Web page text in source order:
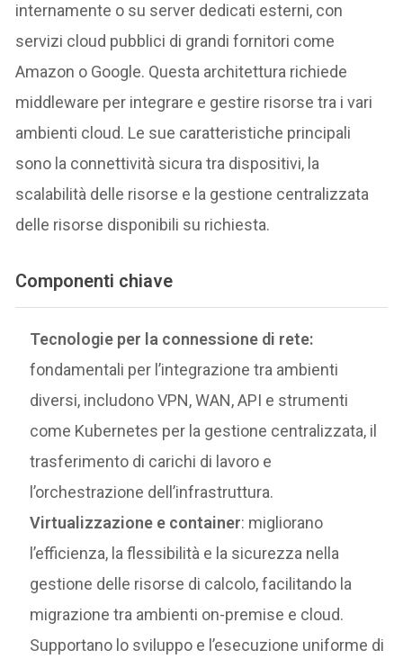
internamente o su server dedicati esterni, con
servizi cloud pubblici di grandi fornitori come
Amazon o Google. Questa architettura richiede
middleware per integrare e gestire risorse tra i vari
ambienti cloud. Le sue caratteristiche principali
sono la connettività sicura tra dispositivi, la
scalabilità delle risorse e la gestione centralizzata
delle risorse disponibili su richiesta.
Componenti chiave
Tecnologie per la connessione di rete:
fondamentali per l’integrazione tra ambienti
diversi, includono VPN, WAN, API e strumenti
come Kubernetes per la gestione centralizzata, il
trasferimento di carichi di lavoro e
l’orchestrazione dell’infrastruttura.
Virtualizzazione e container: migliorano
l’efficienza, la flessibilità e la sicurezza nella
gestione delle risorse di calcolo, facilitando la
migrazione tra ambienti on-premise e cloud.
Supportano lo sviluppo e l’esecuzione uniforme di